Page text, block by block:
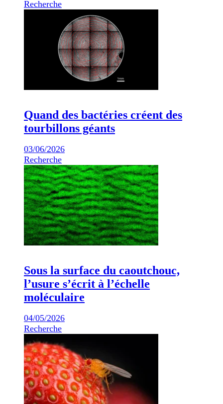
Recherche
Quand des bactéries créent des
tourbillons géants
03/06/2026
Recherche
Sous la surface du caoutchouc,
l’usure s’écrit à l’échelle
moléculaire
04/05/2026
Recherche